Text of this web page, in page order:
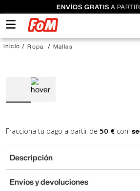
ENVÍOS GRATIS A
Ropa Mallas
Fracciona tu pago a partir de 50 € con
Descripción
Envíos y devoluciones